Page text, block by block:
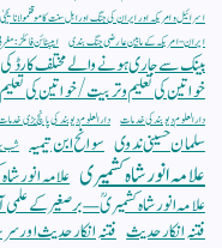
اسرائیل و امریکہ اور ایران کی جنگ اور اہل سنت کا موقفمولانا یحییٰ
ایران-امریکہ کے مابین عارضی جنگ بندی ایپسٹائن فائلز:
بینک سے جاری ہونے والے مختلف کارڈ
خواتین کی تعلیم و تربیت/ خواتین کی
دار العلوم دیوبند کی خدمات دار العلوم دیوبند کی پانچ بڑی
سلمان حسینی ندوی سوانح ابن تیمیہ شب
علامہ انور شاہ کشمیری علامہ انور
علامہ انور شاہ کشمیریؒ — برصغیر کے
فتنہ انکار حدیث فتنہ انکار حدیث اور